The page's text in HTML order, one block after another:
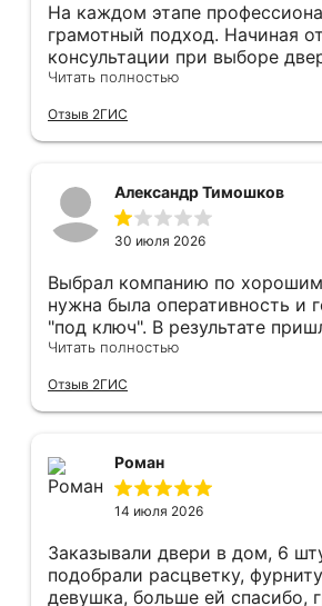
На каждом этапе
грамотный подход. Начиная от
консультации при выборе
оперативным замером,
оформление двери - отдельное
Рекомендуем и планируем в
Читать полностью
Отзыв 2ГИС
Александр Тимошков
30 июля 2026
Выбрал компанию по
нужна была оперативность и
"под ключ". В результате
часа потратить на уборку
"утилизация старой двери" не
уборка выломанного
После предъявления
получил только недовольный
монтажника, никаких
менеджером специально
нужна утилизация, мне это
ограниченные физические
Читать полностью
Отзыв 2ГИС
Роман
14 июля 2026
Заказывали двери в дом, 6
подобрали расцветку,
девушка, больше ей спасибо,